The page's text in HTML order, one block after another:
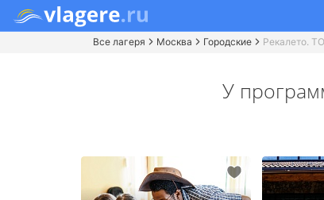
Все лагеря Москва Городские Рекалето.
У